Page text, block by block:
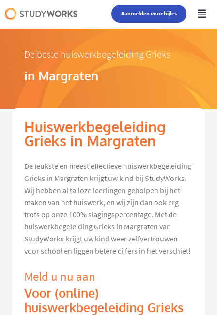
Aanmelden voor bijles
De beste huiswerkbegeleiding Grieks
in Margraten
Huiswerkbegeleiding
Grieks in Margraten
De leukste en meest effectieve huiswerkbegeleiding
Grieks in Margraten krijgt uw kind bij StudyWorks.
Wij hebben al talloze leerlingen geholpen bij het
maken van het huiswerk, en wij zijn dan ook erg
trots op onze 100% slagingspercentage. Met de
huiswerkbegeleiding Grieks in Margraten van
StudyWorks krijgt uw kind weer zelfvertrouwen
voor school en liggen betere cijfers in het verschiet!
Meld u nu aan
Voor (online)
huiswerkbegeleiding Grieks